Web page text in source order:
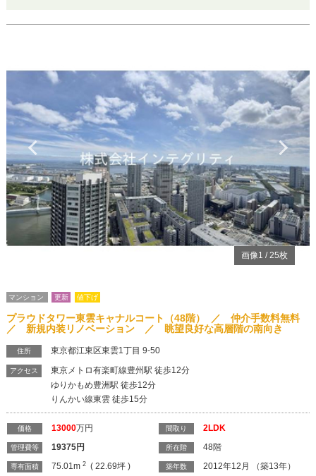
Previous
画像1 /25枚
マンション 更新 値下げ
プラウドタワー東雲キャナルコート（48階） ／ 仲介手数料無料
／ 新規内装リノベーション ／ 眺望良好な高層階の南向き
住所 東京都江東区東雲1丁目 9-50
アクセス
東京メトロ有楽町線豊州駅 徒歩12分
ゆりかもめ豊洲駅 徒歩12分
りんかい線東雲 徒歩15分
価格 13000万円
管理費等 19375円
専有面積 75.01m2 ( 22.69坪 )
間取り 2LDK
所在階 48階
築年数 2012年12月 （築13年）